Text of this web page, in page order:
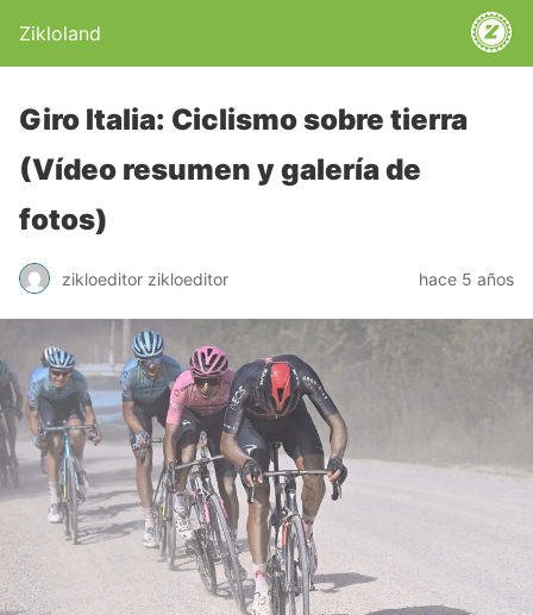
Zikloland
Giro Italia: Ciclismo sobre tierra
(Vídeo resumen y galería de
fotos)
zikloeditor zikloeditor hace 5 años